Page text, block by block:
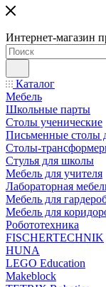
Интернет-магазин
Каталог
Мебель
Школьные парты
Столы ученические
Письменные столы
Столы-
Стулья для школы
Мебель для учителя
Лабораторная
Мебель для
Мебель для
Робототехника
FISCHERTECHNIK
HUNA
LEGO Education
Makeblock